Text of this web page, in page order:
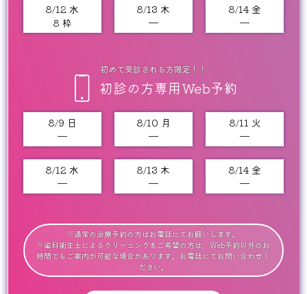
8/12 水
8 枠
8/13 木
━
8/14 金
━
初めて受診される方限定！！
初診の方専用Web予約
8/9 日
━
8/10 月
━
8/11 火
━
8/12 水
━
8/13 木
━
8/14 金
━
※通常の治療予約の方はお電話にてお願いします。
※歯科衛生士によるクリーニングをご希望の方は、Web予約以外のお
時間でもご案内が可能な場合があります。お電話にてお問い合わせく
ださい。